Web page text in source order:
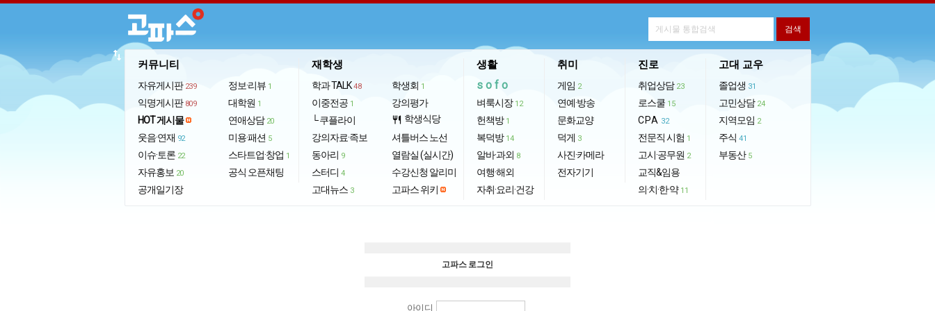
커뮤니티
자유게시판 239
익명게시판 809
HOT 게시물
웃음·연재 92
이슈·토론 22
자유홍보 20
공개일기장
정보·리뷰 1
대학원 1
연애상담 20
미용·패션 5
스타트업·창업 1
공식 오픈채팅
재학생
학과 TALK 48
이중전공 1
└ 쿠플라이
강의자료·족보
동아리 9
스터디 4
고대뉴스 3
학생회 1
강의평가
restaurant 학생식당
셔틀버스 노선
열람실 (실시간)
수강신청 알리미
고파스 위키
생활
sofo
벼룩시장 12
헌책방 1
복덕방 14
알바·과외 8
여행·해외
자취·요리·건강
취미
게임 2
연예·방송
문화교양
덕게 3
사진·카메라
전자기기
진로
취업상담 23
로스쿨 15
CPA 32
전문직 시험 1
고시·공무원 2
교직&임용
의·치·한·약 11
고대 교우
졸업생 31
고민상담 24
지역모임 2
주식 41
부동산 5
import_export
고파스 로그인
아이디